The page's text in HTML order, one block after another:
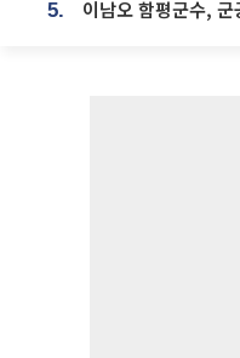
5. 이남오 함평군수,